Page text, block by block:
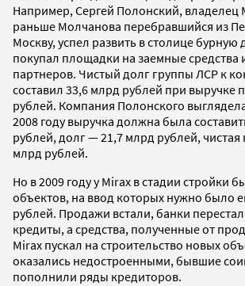
Например, Сергей Полонский, владелец
раньше Молчанова перебравшийся из
Москву, успел развить в столице бурную
покупал площадки на заемные средства
партнеров. Чистый долг группы ЛСР к
составил 33,6 млрд рублей при выручке
рублей. Компания Полонского
2008 году выручка должна была
рублей, долг — 21,7 млрд рублей,
млрд рублей.
Но в 2009 году у Mirax в стадии стройки
объектов, на ввод которых нужно было
рублей. Продажи встали, банки
кредиты, а средства, полученные от
Mirax пускал на строительство новых
оказались недостроенными, бывшие
пополнили ряды кредиторов.